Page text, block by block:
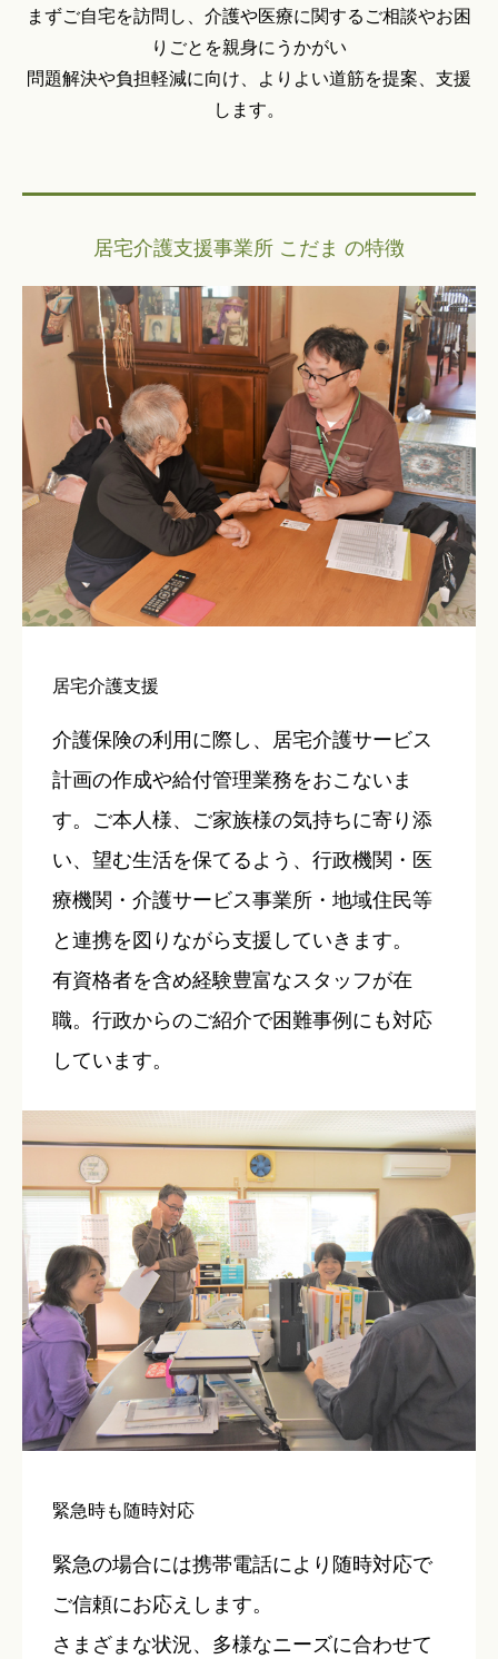
まずご自宅を訪問し、介護や医療に関するご相談やお困
りごとを親身にうかがい
問題解決や負担軽減に向け、よりよい道筋を提案、支援
します。
居宅介護支援事業所 こだま の特徴
居宅介護支援
介護保険の利用に際し、居宅介護サービス
計画の作成や給付管理業務をおこないま
す。ご本人様、ご家族様の気持ちに寄り添
い、望む生活を保てるよう、行政機関・医
療機関・介護サービス事業所・地域住民等
と連携を図りながら支援していきます。
有資格者を含め経験豊富なスタッフが在
職。行政からのご紹介で困難事例にも対応
しています。
緊急時も随時対応
緊急の場合には携帯電話により随時対応で
ご信頼にお応えします。
さまざまな状況、多様なニーズに合わせて